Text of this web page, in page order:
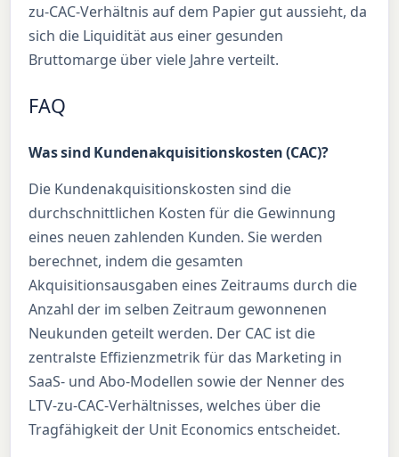
zu-CAC-Verhältnis auf dem Papier gut aussieht, da
sich die Liquidität aus einer gesunden
Bruttomarge über viele Jahre verteilt.
FAQ
Was sind Kundenakquisitionskosten (CAC)?
Die Kundenakquisitionskosten sind die
durchschnittlichen Kosten für die Gewinnung
eines neuen zahlenden Kunden. Sie werden
berechnet, indem die gesamten
Akquisitionsausgaben eines Zeitraums durch die
Anzahl der im selben Zeitraum gewonnenen
Neukunden geteilt werden. Der CAC ist die
zentralste Effizienzmetrik für das Marketing in
SaaS- und Abo-Modellen sowie der Nenner des
LTV-zu-CAC-Verhältnisses, welches über die
Tragfähigkeit der Unit Economics entscheidet.